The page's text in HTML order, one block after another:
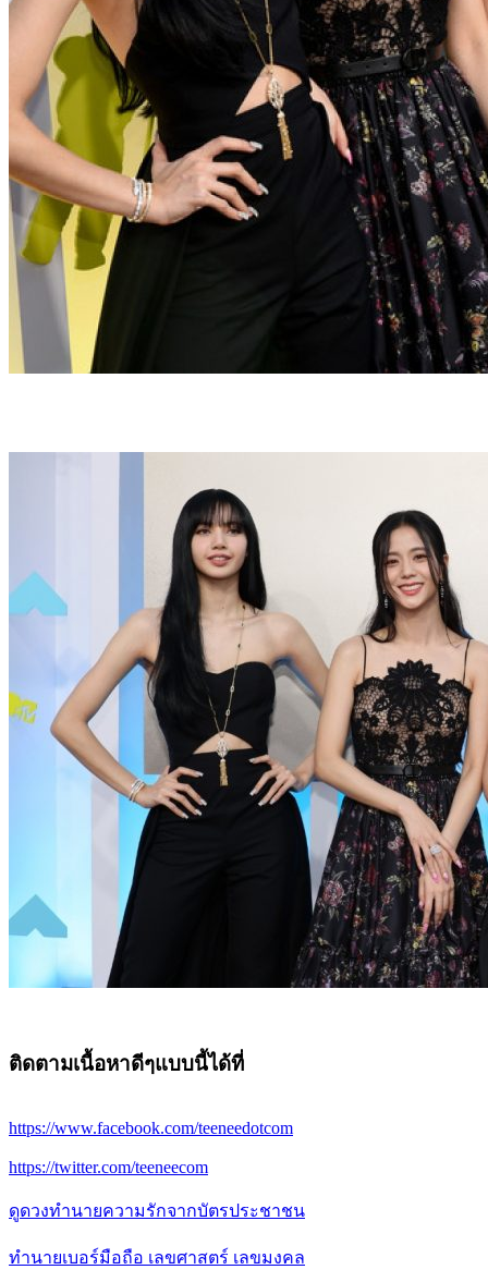
ติดตามเนื้อหาดีๆแบบนี้ได้ที่
https://www.facebook.com/teeneedotcom
https://twitter.com/teeneecom
ดูดวงทำนายความรักจากบัตรประชาชน
ทำนายเบอร์มือถือ เลขศาสตร์ เลขมงคล